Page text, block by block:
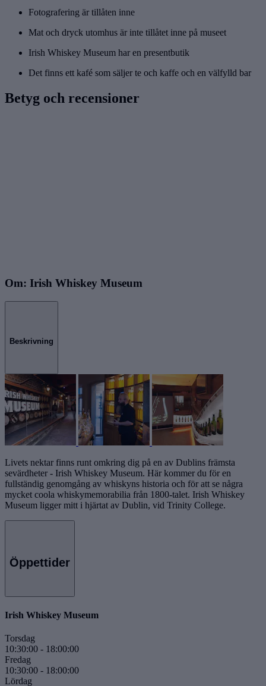
Fotografering är tillåten inne
Mat och dryck utomhus är inte tillåtet inne på museet
Irish Whiskey Museum har en presentbutik
Det finns ett kafé som säljer te och kaffe och en välfylld bar
Betyg och recensioner
Om: Irish Whiskey Museum
Beskrivning
Livets nektar finns runt omkring dig på en av Dublins främsta
sevärdheter - Irish Whiskey Museum. Här kommer du för en
fullständig genomgång av whiskyns historia och för att se några
mycket coola whiskymemorabilia från 1800-talet. Irish Whiskey
Museum ligger mitt i hjärtat av Dublin, vid Trinity College.
Öppettider
Irish Whiskey Museum
Torsdag
10:30:00 - 18:00:00
Fredag
10:30:00 - 18:00:00
Lördag